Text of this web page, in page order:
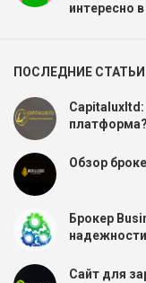
интересно
ПОСЛЕДНИЕ СТАТЬИ
платформа?
Обзор
Брокер
Сайт для